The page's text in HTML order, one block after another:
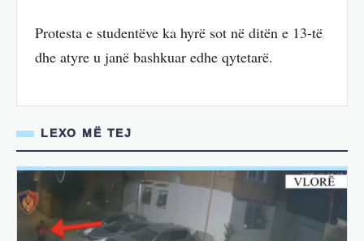
Protesta e studentëve ka hyrë sot në ditën e 13-të
dhe atyre u janë bashkuar edhe qytetarë.
LEXO MË TEJ